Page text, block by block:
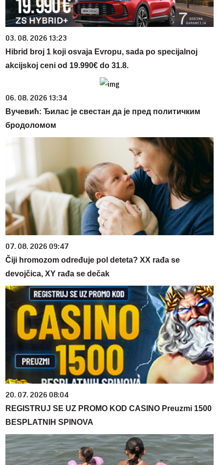
03. 08. 2026 13:23
Hibrid broj 1 koji osvaja Evropu, sada po specijalnoj
akcijskoj ceni od 19.990€ do 31.8.
06. 08. 2026 13:34
Вучевић: Ђилас је свестан да је пред политичким
бродоломом
07. 08. 2026 09:47
Čiji hromozom određuje pol deteta? XX rađa se
devojčica, XY rađa se dečak
20. 07. 2026 08:04
REGISTRUJ SE UZ PROMO KOD CASINO Preuzmi 1500
BESPLATNIH SPINOVA